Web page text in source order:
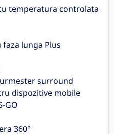
temperatura controlata
lunga Plus
surround
dispozitive mobile
GO
360°